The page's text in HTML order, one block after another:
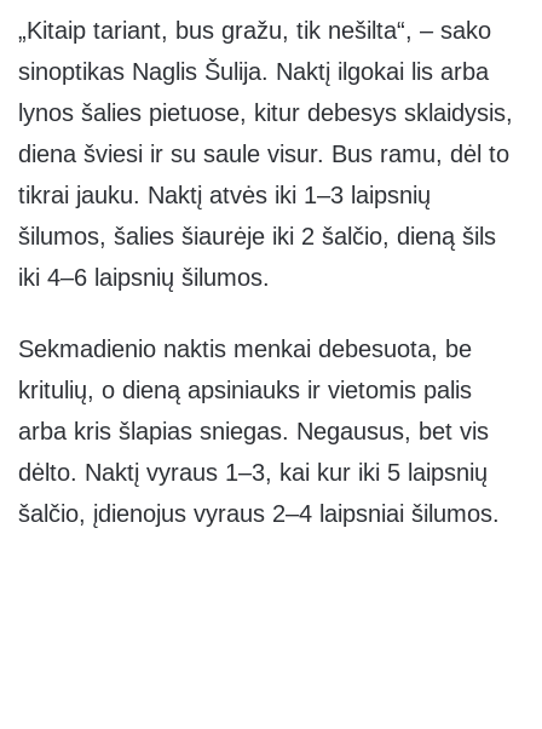
„Kitaip tariant, bus gražu, tik nešilta“, – sako
sinoptikas Naglis Šulija. Naktį ilgokai lis arba
lynos šalies pietuose, kitur debesys sklaidysis,
diena šviesi ir su saule visur. Bus ramu, dėl to
tikrai jauku. Naktį atvės iki 1–3 laipsnių
šilumos, šalies šiaurėje iki 2 šalčio, dieną šils
iki 4–6 laipsnių šilumos.
Sekmadienio naktis menkai debesuota, be
kritulių, o dieną apsiniauks ir vietomis palis
arba kris šlapias sniegas. Negausus, bet vis
dėlto. Naktį vyraus 1–3, kai kur iki 5 laipsnių
šalčio, įdienojus vyraus 2–4 laipsniai šilumos.